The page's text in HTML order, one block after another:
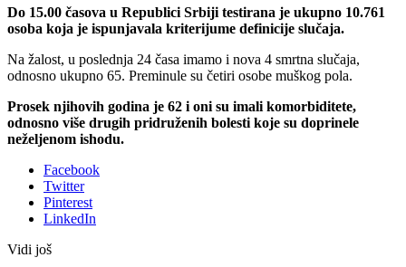
Do 15.00 časova u Republici Srbiji testirana je ukupno 10.761
osoba koja je ispunjavala kriterijume definicije slučaja.
Na žalost, u poslednja 24 časa imamo i nova 4 smrtna slučaja,
odnosno ukupno 65. Preminule su četiri osobe muškog pola.
Prosek njihovih godina je 62 i oni su imali komorbiditete,
odnosno više drugih pridruženih bolesti koje su doprinele
neželjenom ishodu.
Facebook
Twitter
Pinterest
LinkedIn
Vidi još